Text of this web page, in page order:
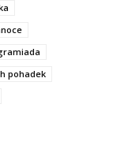
pohadek